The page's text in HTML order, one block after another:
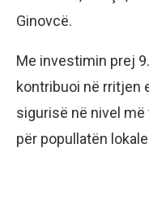
Ginovcë.
Me investimin prej
kontribuoi në rritjen
sigurisë në nivel
për popullatën